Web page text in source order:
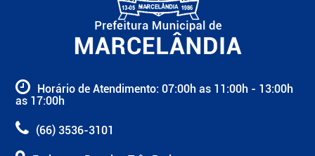
Horário de Atendimento: 07:00h as 11:00h - 13:00h
as 17:00h
(66) 3536-3101